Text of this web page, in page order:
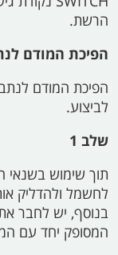
הרשת.
הפיכת המודם
הפיכת המודם
לביצוע.
שלב 1
תוך שימוש בשנאי
לחשמל ולהדליק
בנוסף, יש לחבר
המסופק יחד עם